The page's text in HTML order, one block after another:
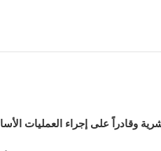
وقادراً على إجراء العمليات